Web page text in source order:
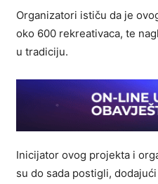
Organizatori ističu da je
oko 600 rekreativaca, te
u tradiciju.
Inicijator ovog projekta i
su do sada postigli,